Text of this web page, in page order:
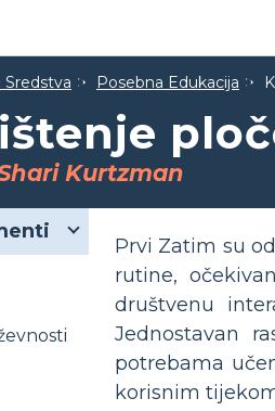
Sredstva Posebna Edukacija
Kurtzman
Prvi Zatim su
rutine,
društvenu
Jednostavan
potrebama
korisnim